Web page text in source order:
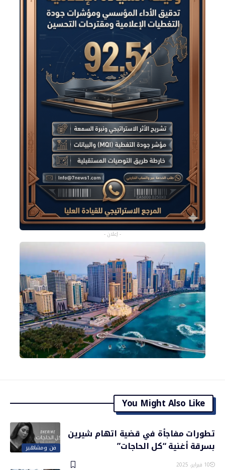
- إعلان -
You Might Also Like
فن ومشاهير
تطورات مفاجأة في قضية اتهام شيرين
بسرقة أغنية “كل الحاجات”
10 فبراير، 2025